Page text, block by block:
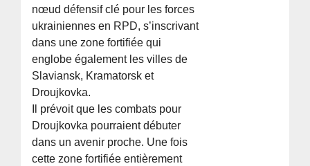
nœud défensif clé pour les forces
ukrainiennes en RPD, s’inscrivant
dans une zone fortifiée qui
englobe également les villes de
Slaviansk, Kramatorsk et
Droujkovka.
Il prévoit que les combats pour
Droujkovka pourraient débuter
dans un avenir proche. Une fois
cette zone fortifiée entièrement